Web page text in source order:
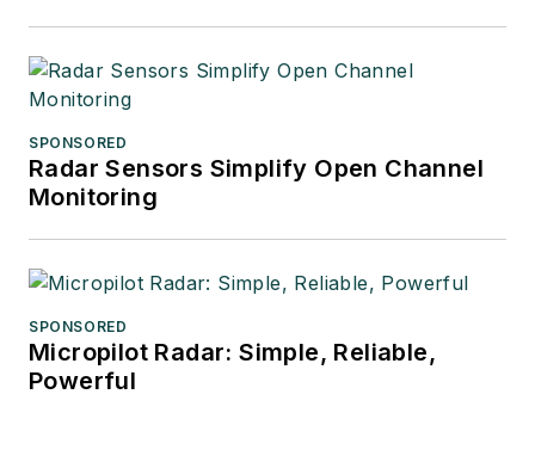
SPONSORED
Radar Sensors Simplify Open Channel
Monitoring
SPONSORED
Micropilot Radar: Simple, Reliable,
Powerful